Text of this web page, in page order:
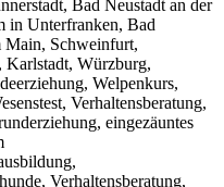
Bad Neustadt an der
in Unterfranken, Bad
Schweinfurt,
Würzburg,
Welpenkurs,
Verhaltensberatung,
eingezäuntes
Verhaltensberatung,